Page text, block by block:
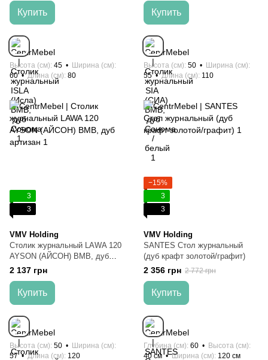
Купить
Высота (см) 45
Ширина (см)
60
Длина (см) 80
Купить
Высота (см) 50
Ширина (см)
55
Длина (см) 110
3
3
VMV Holding
Столик журнальный LAWA 120
AYSON (АЙСОН) ВМВ, дуб
артизан
2 137 грн
Купить
Высота (см) 50
Ширина (см)
57
Длина (см) 120
−15%
3
3
VMV Holding
SANTES Стол журнальный
(дуб крафт золотой/графит)
2 356 грн 2 772 грн
Купить
Глубина (см) 60
Высота (см)
40 см
Ширина (см) 120 см